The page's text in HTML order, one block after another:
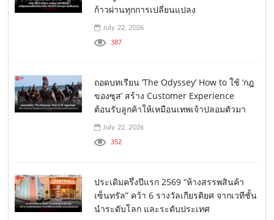
ก้าวผ่านทุกการเปลี่ยนแปลง
July 22, 2026
387
ถอดบทเรียน ‘The Odyssey’ How to ใช้ ‘กฎ
ของซุส’ สร้าง Customer Experience
ต้อนรับลูกค้าให้เหมือนเทพเจ้าปลอมตัวมา
July 22, 2026
352
ประเดิมครึ่งปีแรก 2569 “ห้างสรรพสินค้า
เซ็นทรัล” คว้า 6 รางวัลเกียรติยศ จากเวทีชั้น
นำระดับโลก และระดับประเทศ